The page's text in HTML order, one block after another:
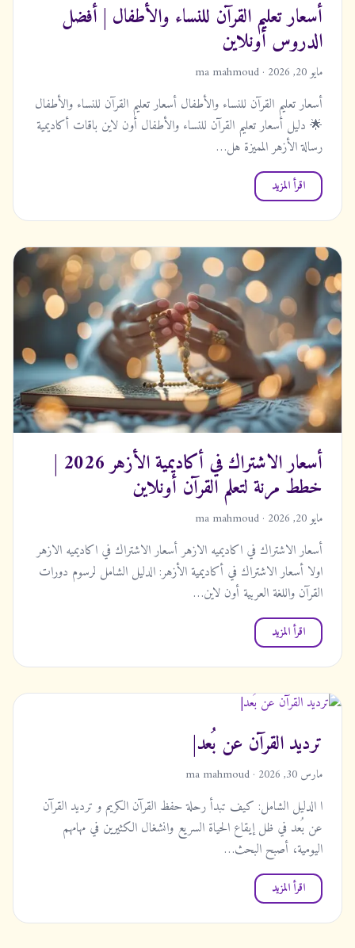
أسعار تعليم القرآن للنساء والأطفال | أفضل
الدروس أونلاين
مايو 20, 2026 · ma mahmoud
أسعار تعليم القرآن للنساء والأطفال أسعار تعليم القرآن للنساء والأطفال
🌟 دليل أسعار تعليم القرآن للنساء والأطفال أون لاين باقات أكاديمية
رسالة الأزهر المميزة هل…
اقرأ المزيد
أسعار الاشتراك في أكاديمية الأزهر 2026 |
خطط مرنة لتعلم القرآن أونلاين
مايو 20, 2026 · ma mahmoud
أسعار الاشتراك في اكاديميه الازهر أسعار الاشتراك في اكاديميه الازهر
اولا أسعار الاشتراك في أكاديمية الأزهر: الدليل الشامل لرسوم دورات
القرآن واللغة العربية أون لاين…
اقرأ المزيد
ترديد القرآن عن بُعد|
مارس 30, 2026 · ma mahmoud
ا الدليل الشامل: كيف تبدأ رحلة حفظ القرآن الكريم و ترديد القرآن
عن بُعد في ظل إيقاع الحياة السريع وانشغال الكثيرين في مهامهم
اليومية، أصبح البحث…
اقرأ المزيد